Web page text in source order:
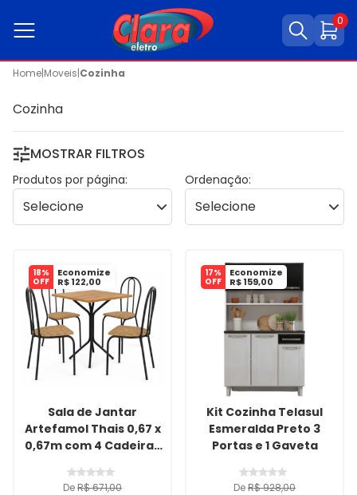
0
Home|Moveis|Cozinha
Cozinha
MOSTRAR FILTROS
Produtos por página: Ordenação:
18%
OFF
Economize
R$ 122,00
Sala de Jantar
Artefamol Thais 0,67 x
0,67m com 4 Cadeiras
DeR$ 671,00
17%
OFF
Economize
R$ 159,00
Kit Cozinha Telasul
Esmeralda Preto 3
Portas e 1 Gaveta
DeR$ 928,00